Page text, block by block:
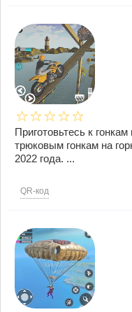
Приготовьтесь к
трюковым гонкам на
2022 года. ...
QR-код